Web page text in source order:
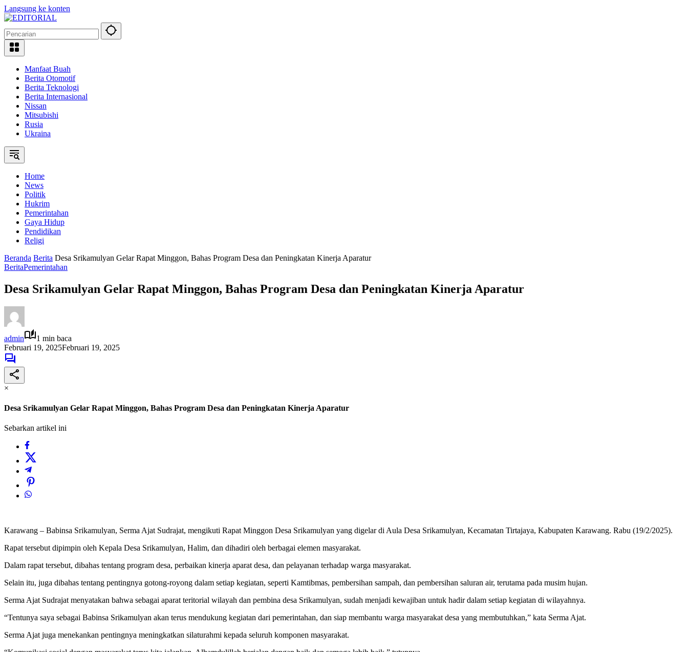
Langsung ke konten
Manfaat Buah
Berita Otomotif
Berita Teknologi
Berita Internasional
Nissan
Mitsubishi
Rusia
Ukraina
Home
News
Politik
Hukrim
Pemerintahan
Gaya Hidup
Pendidikan
Religi
Beranda Berita Desa Srikamulyan Gelar Rapat Minggon, Bahas Program Desa dan Peningkatan Kinerja Aparatur
BeritaPemerintahan
Desa Srikamulyan Gelar Rapat Minggon, Bahas Program Desa dan Peningkatan Kinerja Aparatur
admin
1 min baca
Februari 19, 2025Februari 19, 2025
×
Desa Srikamulyan Gelar Rapat Minggon, Bahas Program Desa dan Peningkatan Kinerja Aparatur
Sebarkan artikel ini
Karawang – Babinsa Srikamulyan, Serma Ajat Sudrajat, mengikuti Rapat Minggon Desa Srikamulyan yang digelar di Aula Desa Srikamulyan, Kecamatan Tirtajaya, Kabupaten Karawang. Rabu (19/2/2025).
Rapat tersebut dipimpin oleh Kepala Desa Srikamulyan, Halim, dan dihadiri oleh berbagai elemen masyarakat.
Dalam rapat tersebut, dibahas tentang program desa, perbaikan kinerja aparat desa, dan pelayanan terhadap warga masyarakat.
Selain itu, juga dibahas tentang pentingnya gotong-royong dalam setiap kegiatan, seperti Kamtibmas, pembersihan sampah, dan pembersihan saluran air, terutama pada musim hujan.
Serma Ajat Sudrajat menyatakan bahwa sebagai aparat teritorial wilayah dan pembina desa Srikamulyan, sudah menjadi kewajiban untuk hadir dalam setiap kegiatan di wilayahnya.
“Tentunya saya sebagai Babinsa Srikamulyan akan terus mendukung kegiatan dari pemerintahan, dan siap membantu warga masyarakat desa yang membutuhkan,” kata Serma Ajat.
Serma Ajat juga menekankan pentingnya meningkatkan silaturahmi kepada seluruh komponen masyarakat.